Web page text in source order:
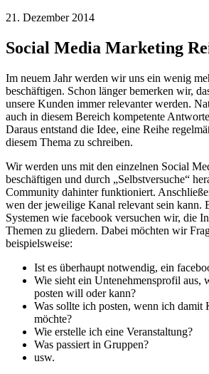
21. Dezember 2014
Social Media Marketing
Im neuem Jahr werden wir uns ein wenig
beschäftigen. Schon länger bemerken wir,
unsere Kunden immer relevanter werden.
auch in diesem Bereich kompetente
Daraus entstand die Idee, eine Reihe
diesem Thema zu schreiben.
Wir werden uns mit den einzelnen Social
beschäftigen und durch „Selbstversuche“
Community dahinter funktioniert.
wen der jeweilige Kanal relevant sein kann.
Systemen wie facebook versuchen wir, die
Themen zu gliedern. Dabei möchten wir
beispielsweise:
Ist es überhaupt notwendig, ein
Wie sieht ein Untenehmensprofil aus,
posten will oder kann?
Was sollte ich posten, wenn ich damit
möchte?
Wie erstelle ich eine Veranstaltung?
Was passiert in Gruppen?
usw.